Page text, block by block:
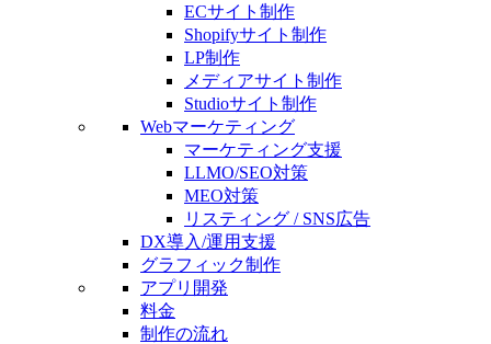
ECサイト制作
Shopifyサイト制作
LP制作
メディアサイト制作
Studioサイト制作
Webマーケティング
マーケティング支援
LLMO/SEO対策
MEO対策
リスティング / SNS広告
DX導入/運用支援
グラフィック制作
アプリ開発
料金
制作の流れ